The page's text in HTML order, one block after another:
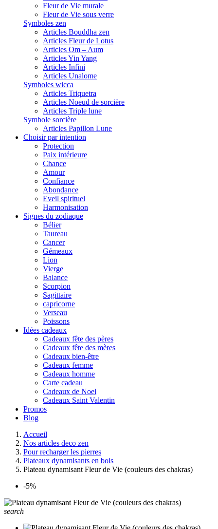
Fleur de Vie murale
Fleur de Vie sous verre
Symboles zen
Articles Bouddha zen
Articles Fleur de Lotus
Articles Om – Aum
Articles Yin Yang
Articles Infini
Articles Unalome
Symboles wicca
Articles Triquetra
Articles Noeud de sorcière
Articles Triple lune
Symbole sorcière
Articles Papillon Lune
Choisir par intention
Protection
Paix intérieure
Chance
Amour
Confiance
Abondance
Eveil spirituel
Harmonisation
Signes du zodiaque
Bélier
Taureau
Cancer
Gémeaux
Lion
Vierge
Balance
Scorpion
Sagittaire
capricorne
Verseau
Poissons
Idées cadeaux
Cadeaux fête des pères
Cadeaux fête des mères
Cadeaux bien-être
Cadeaux femme
Cadeaux homme
Carte cadeau
Cadeaux de Noel
Cadeaux Saint Valentin
Promos
Blog
Accueil
Nos articles deco zen
Pour recharger les pierres
Plateaux dynamisants en bois
Plateau dynamisant Fleur de Vie (couleurs des chakras)
-5%
search